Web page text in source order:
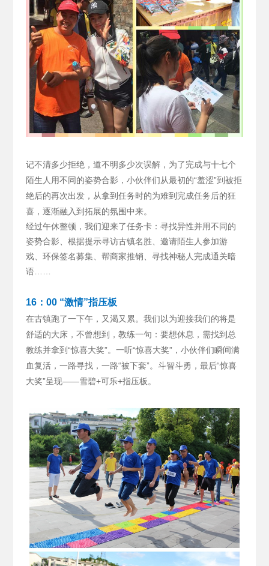
记不清多少拒绝，道不明多少次误解，为了完成与十七个
陌生人用不同的姿势合影，小伙伴们从最初的“羞涩”到被拒
绝后的再次出发，从拿到任务时的为难到完成任务后的狂
喜，逐渐融入到拓展的氛围中来。
经过午休整顿，我们迎来了任务卡：寻找异性并用不同的
姿势合影、根据提示寻访古镇名胜、邀请陌生人参加游
戏、环保签名募集、帮商家推销、寻找神秘人完成通关暗
语……
16：00 “激情”指压板
在古镇跑了一下午，又渴又累。我们以为迎接我们的将是
舒适的大床，不曾想到，教练一句：要想休息，需找到总
教练并拿到“惊喜大奖”。 一听“惊喜大奖”，小伙伴们瞬间满
血复活，一路寻找，一路“被下套”。斗智斗勇，最后“惊喜
大奖”呈现——雪碧+可乐+指压板。